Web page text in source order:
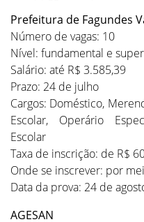
Prefeitura de Fagundes
Número de vagas: 10
Nível: fundamental e
Salário: até R$ 3.585,39
Prazo: 24 de julho
Cargos: Doméstico,
Escolar, Operário
Escolar
Taxa de inscrição: de R$
Onde se inscrever: por
Data da prova: 24 de
AGESAN